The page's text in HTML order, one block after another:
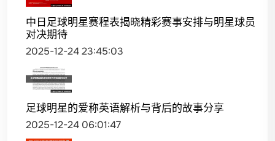
中日足球明星赛程表揭晓精彩赛事安排与明星球员
对决期待
2025-12-24 23:45:03
足球明星的爱称英语解析与背后的故事分享
2025-12-24 06:01:47